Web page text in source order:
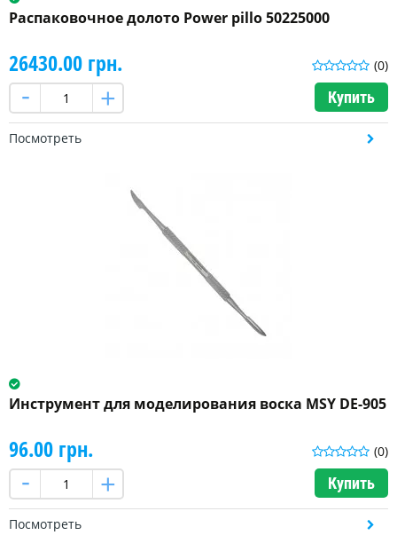
мм
Больше
Распаковочное долото Power pillo 50225000
(0)
26430.00 грн.
Купить
Посмотреть
Инструмент для моделирования воска MSY DE-905
(0)
96.00 грн.
Купить
Посмотреть